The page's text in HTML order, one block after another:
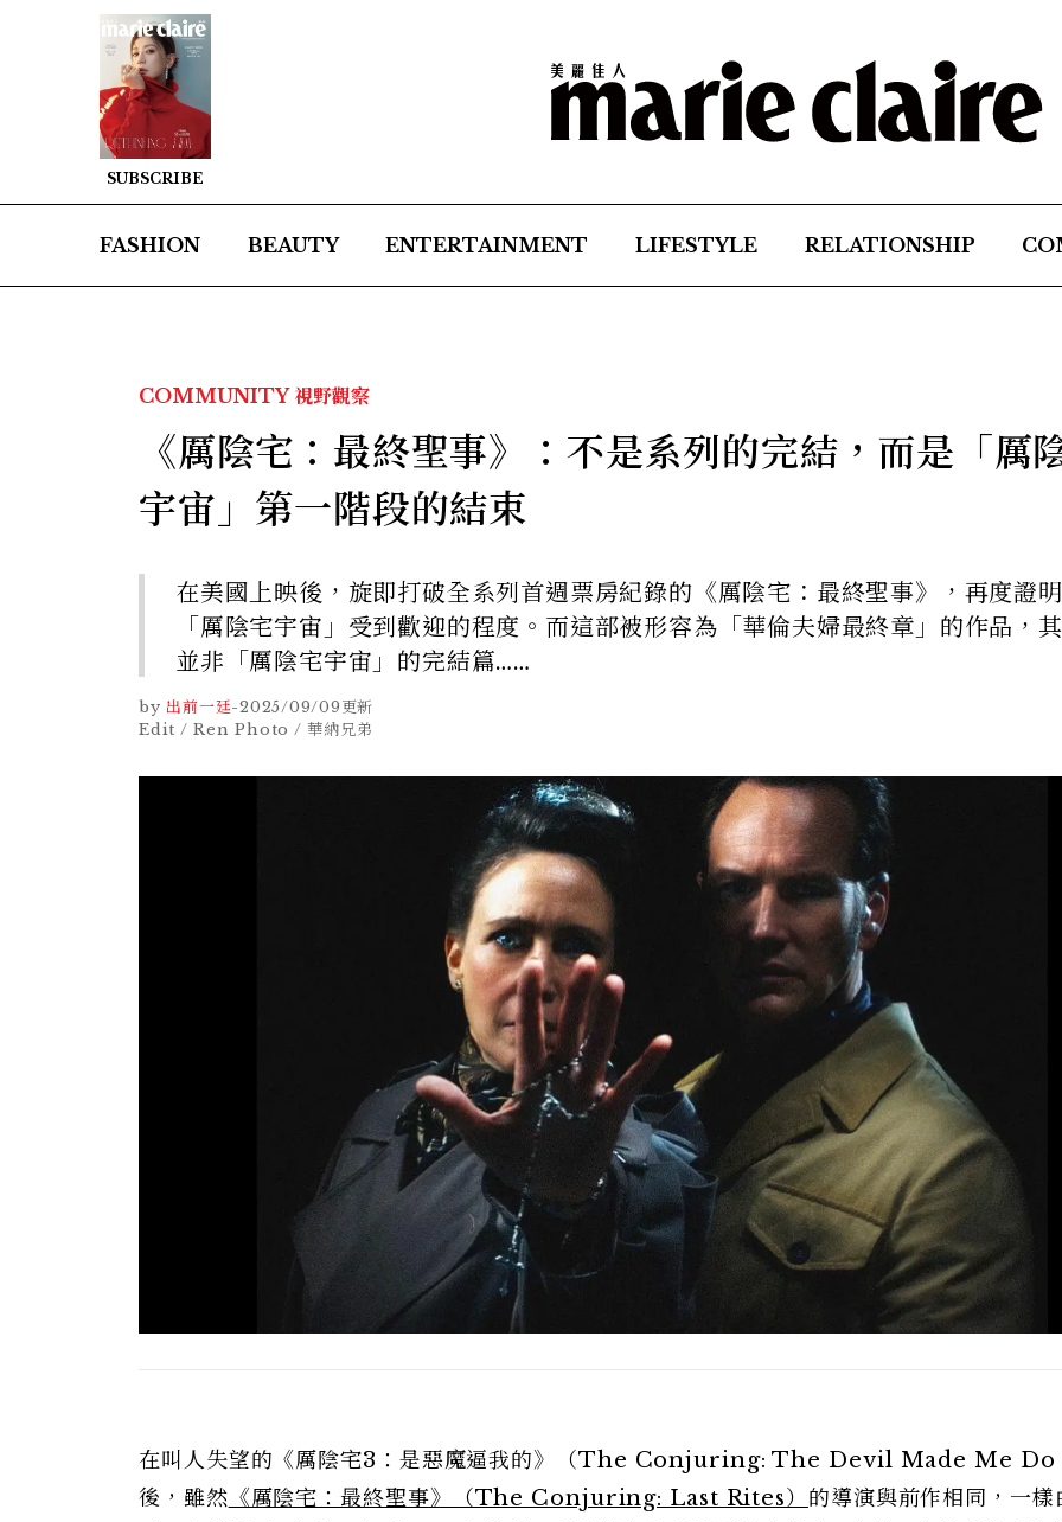
SUBSCRIBE
FASHION BEAUTY ENTERTAINMENT LIFESTYLE RELATIONSHIP
COMMUNITY 視野觀察
《厲陰宅：最終聖事》：不是系列的完結，而是「厲
宇宙」第一階段的結束
在美國上映後，旋即打破全系列首週票房紀錄的《厲陰宅：最終聖事》，再度證
「厲陰宅宇宙」受到歡迎的程度。而這部被形容為「華倫夫婦最終章」的作品，
並非「厲陰宅宇宙」的完結篇……
by 出前一廷-2025/09/09更新
Edit / Ren Photo / 華納兄弟
在叫人失望的《厲陰宅3：是惡魔逼我的》（The Conjuring: The Devil Made Me Do
後，雖然 《厲陰宅：最終聖事》（The Conjuring: Last Rites） 的導演與前作相同，一樣